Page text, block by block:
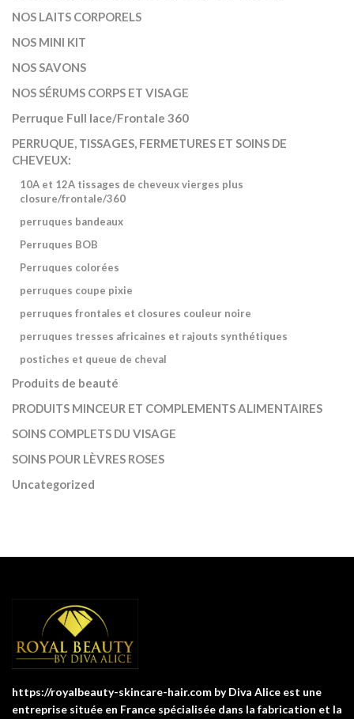
NOS LAITS CORPORELS
NOS MINI KIT
NOS SAVONS
NOS SÉRUMS CORPS ET VISAGE
Perruque Full lace/Frontale 360
PERRUQUE, TISSAGES, FERMETURES ET SOINS DE
CHEVEUX:
10A et 12A tissages de cheveux vierges plus
closure/frontale/360
perruques bandeaux
Perruques BOB
Perruques colorées
perruques coupe pixie
perruques frontales et closures couleur noire
perruques tresses africaines et rajouts synthétiques
postiches et queue de cheval
Produits de beauté
PRODUITS MINCEUR ET COMPLEMENTS ALIMENTAIRES
SOINS COMPLETS DU VISAGE
SOINS POUR LÈVRES ROSES
Uncategorized
https://royalbeauty-skincare-hair.com by Diva Alice est une
entreprise située en France spécialisée dans la fabrication et la